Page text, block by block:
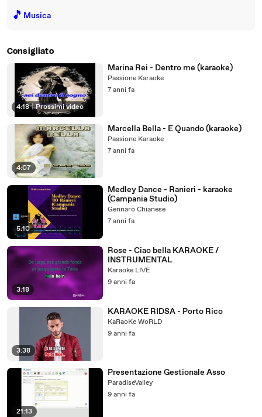
🎵 Musica
Consigliato
4:18 | Prossimi video
Marina Rei - Dentro me (karaoke)
Passione Karaoke
7 anni fa
4:07
Marcella Bella - E Quando (karaoke)
Passione Karaoke
7 anni fa
5:10
Medley Dance - Ranieri - karaoke
(Campania Studio)
Gennaro Chianese
7 anni fa
3:18
Rose - Ciao bella KARAOKE /
INSTRUMENTAL
Karaoke LIVE
9 anni fa
3:38
KARAOKE RIDSA - Porto Rico
KaRaoKe WoRLD
9 anni fa
21:13
Presentazione Gestionale Asso
ParadiseValley
9 anni fa